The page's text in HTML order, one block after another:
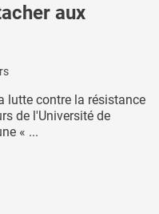
aux
lutte contre la résistance
de l'Université de
« ...